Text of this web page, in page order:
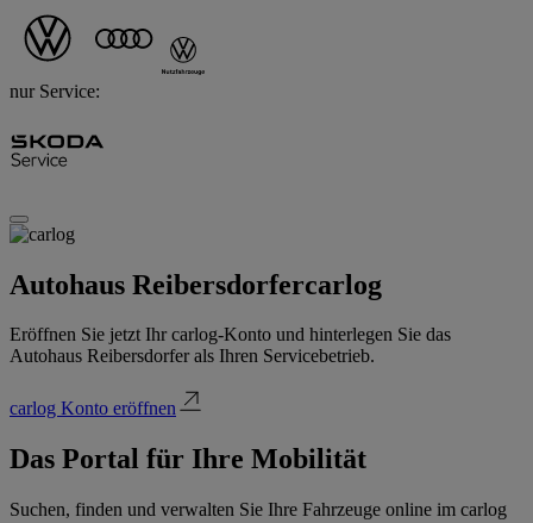
nur Service:
Autohaus Reibersdorfercarlog
Eröffnen Sie jetzt Ihr carlog-Konto und hinterlegen Sie das
Autohaus Reibersdorfer als Ihren Servicebetrieb.
carlog Konto eröffnen
Das Portal für Ihre Mobilität
Suchen, finden und verwalten Sie Ihre Fahrzeuge online im carlog